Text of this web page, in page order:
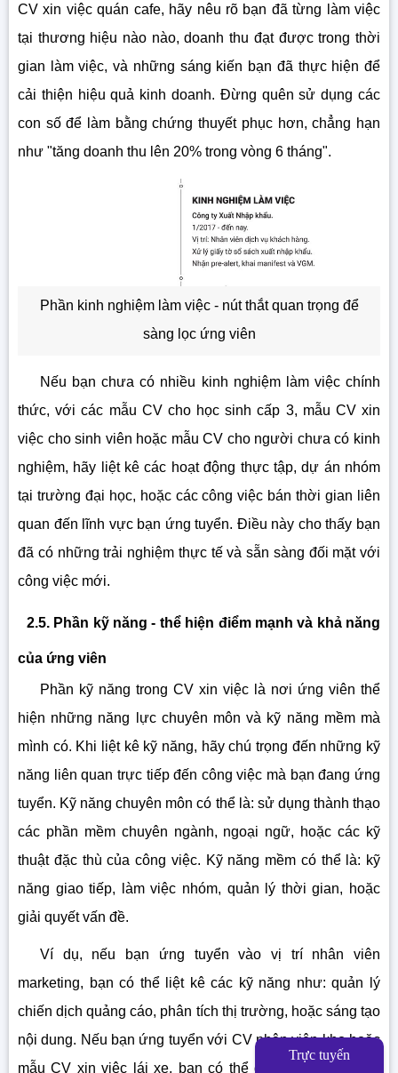
CV xin việc quán cafe, hãy nêu rõ bạn đã từng làm việc
tại thương hiệu nào nào, doanh thu đạt được trong thời
gian làm việc, và những sáng kiến bạn đã thực hiện để
cải thiện hiệu quả kinh doanh. Đừng quên sử dụng các
con số để làm bằng chứng thuyết phục hơn, chẳng hạn
như "tăng doanh thu lên 20% trong vòng 6 tháng".
Phần kinh nghiệm làm việc - nút thắt quan trọng để
sàng lọc ứng viên
Nếu bạn chưa có nhiều kinh nghiệm làm việc chính
thức, với các mẫu CV cho học sinh cấp 3, mẫu CV xin
việc cho sinh viên hoặc mẫu CV cho người chưa có kinh
nghiệm, hãy liệt kê các hoạt động thực tập, dự án nhóm
tại trường đại học, hoặc các công việc bán thời gian liên
quan đến lĩnh vực bạn ứng tuyển. Điều này cho thấy bạn
đã có những trải nghiệm thực tế và sẵn sàng đối mặt với
công việc mới.
2.5. Phần kỹ năng - thể hiện điểm mạnh và khả năng
của ứng viên
Phần kỹ năng trong CV xin việc là nơi ứng viên thể
hiện những năng lực chuyên môn và kỹ năng mềm mà
mình có. Khi liệt kê kỹ năng, hãy chú trọng đến những kỹ
năng liên quan trực tiếp đến công việc mà bạn đang ứng
tuyển. Kỹ năng chuyên môn có thể là: sử dụng thành thạo
các phần mềm chuyên ngành, ngoại ngữ, hoặc các kỹ
thuật đặc thù của công việc. Kỹ năng mềm có thể là: kỹ
năng giao tiếp, làm việc nhóm, quản lý thời gian, hoặc
giải quyết vấn đề.
Ví dụ, nếu bạn ứng tuyển vào vị trí nhân viên
marketing, bạn có thể liệt kê các kỹ năng như: quản lý
chiến dịch quảng cáo, phân tích thị trường, hoặc sáng tạo
nội dung. Nếu bạn ứng tuyển với CV nhân viên kho hoặc
mẫu CV xin việc lái xe, bạn có thể đề cập đến sự cẩn
Trực tuyến